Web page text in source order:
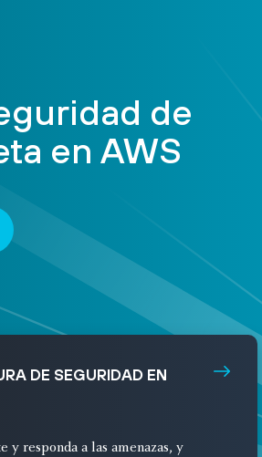
de
en AWS
DE SEGURIDAD EN
y responda a las amenazas, y